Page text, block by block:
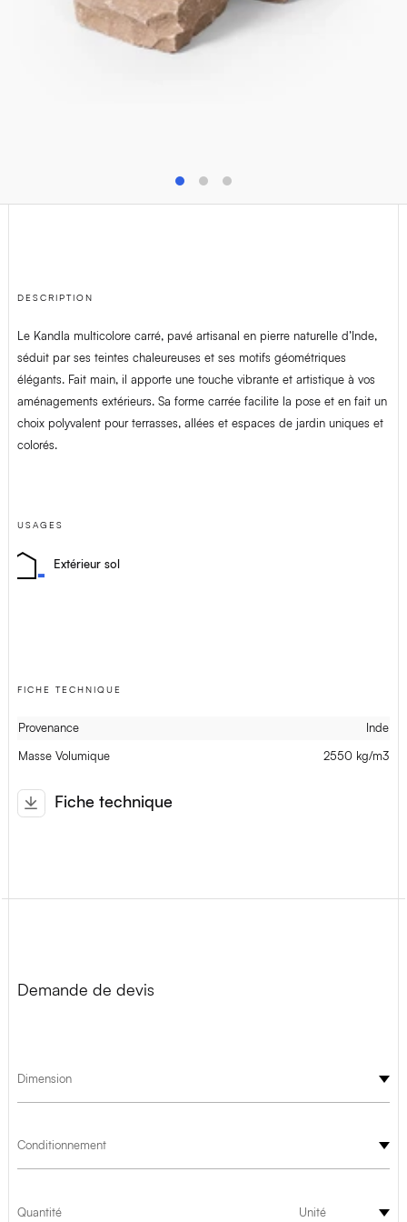
+32(0)4 278 73 25
info@van-dijck.be
DESCRIPTION
Le Kandla multicolore carré, pavé artisanal en pierre naturelle d’Inde,
séduit par ses teintes chaleureuses et ses motifs géométriques
élégants. Fait main, il apporte une touche vibrante et artistique à vos
aménagements extérieurs. Sa forme carrée facilite la pose et en fait un
choix polyvalent pour terrasses, allées et espaces de jardin uniques et
colorés.
USAGES
Extérieur sol
FICHE TECHNIQUE
Provenance Inde
Masse Volumique 2550 kg/m3
Fiche technique
Demande de devis
Dimension
Conditionnement
Quantité Unité